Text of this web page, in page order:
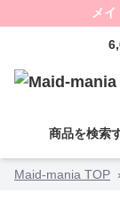
メ
商品を検索
Maid-mania TOP ›